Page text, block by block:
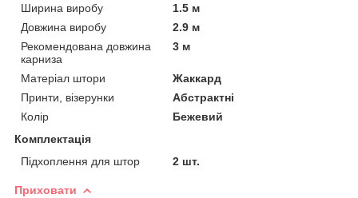
Ширина виробу
1.5 м
Довжина виробу
2.9 м
Рекомендована довжина
карниза
3 м
Матеріал штори
Жаккард
Принти, візерунки
Абстрактні
Колір
Бежевий
Комплектація
Підхоплення для штор
2 шт.
Приховати